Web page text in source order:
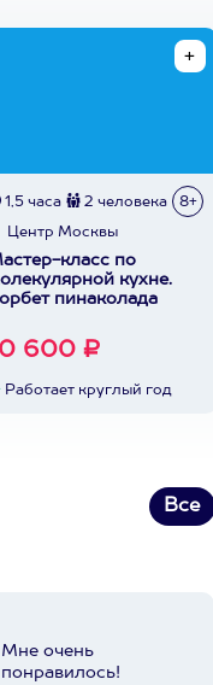
1,5 часа 2 человека 8+
Центр Москвы
класс по
кухне.
пинаколада
600 ₽
Работает круглый год
Все
Мне очень
понравилось!